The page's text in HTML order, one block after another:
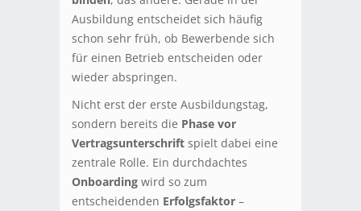
Ausbildung entscheidet sich häufig
schon sehr früh, ob Bewerbende sich
für einen Betrieb entscheiden oder
wieder abspringen.
Nicht erst der erste Ausbildungstag,
sondern bereits die Phase vor
Vertragsunterschrift spielt dabei eine
zentrale Rolle. Ein durchdachtes
Onboarding wird so zum
entscheidenden Erfolgsfaktor –